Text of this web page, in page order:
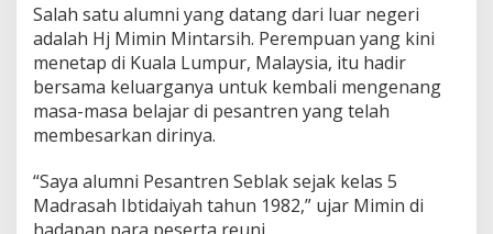
a
n
r
e
n
L
c
u
Salah satu alumni yang datang dari luar negeri
adalah Hj Mimin Mintarsih. Perempuan yang kini
menetap di Kuala Lumpur, Malaysia, itu hadir
bersama keluarganya untuk kembali mengenang
masa-masa belajar di pesantren yang telah
membesarkan dirinya.
“Saya alumni Pesantren Seblak sejak kelas 5
Madrasah Ibtidaiyah tahun 1982,” ujar Mimin di
hadapan para peserta reuni.